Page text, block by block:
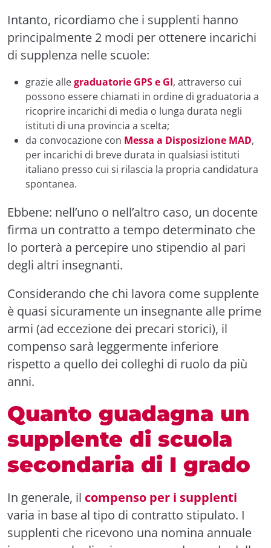
Intanto, ricordiamo che i supplenti hanno
principalmente 2 modi per ottenere incarichi
di supplenza nelle scuole:
grazie allegraduatorie GPS e GI, attraverso cui
possono essere chiamati in ordine di graduatoria a
ricoprire incarichi di media o lunga durata negli
istituti di una provincia a scelta;
da convocazione con Messa a Disposizione MAD,
per incarichi di breve durata in qualsiasi istituti
italiano presso cui si rilascia la propria candidatura
spontanea.
Ebbene: nell’uno o nell’altro caso, un docente
firma un contratto a tempo determinato che
lo porterà a percepire uno stipendio al pari
degli altri insegnanti.
Considerando che chi lavora come supplente
è quasi sicuramente un insegnante alle prime
armi (ad eccezione dei precari storici), il
compenso sarà leggermente inferiore
rispetto a quello dei colleghi di ruolo da più
anni.
Quanto guadagna un
supplente di scuola
secondaria di I grado
In generale, il compenso per i supplenti
varia in base al tipo di contratto stipulato. I
supplenti che ricevono una nomina annuale